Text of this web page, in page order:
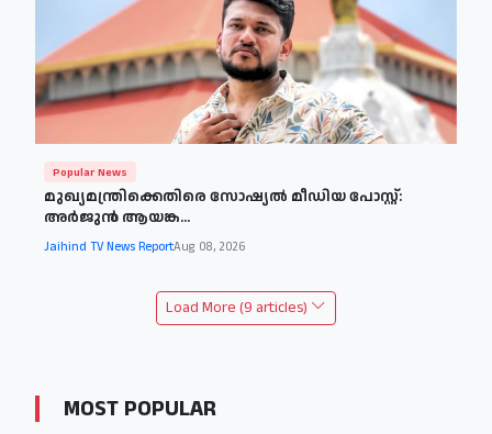
Popular News
മുഖ്യമന്ത്രിക്കെതിരെ സോഷ്യൽ മീഡിയ പോസ്റ്റ്:
അർജുൻ ആയങ്ക...
Jaihind TV News ReportAug 08, 2026
Load More (9 articles)
MOST POPULAR